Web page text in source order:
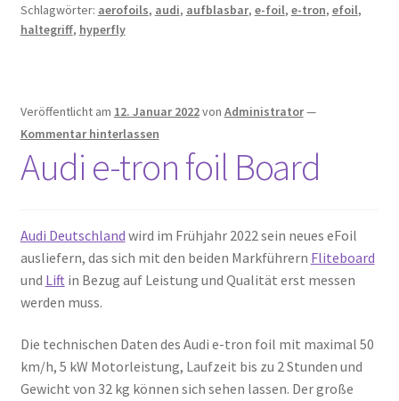
Schlagwörter: aerofoils, audi, aufblasbar, e-foil, e-tron, efoil,
haltegriff, hyperfly
Veröffentlicht am 12. Januar 2022von Administrator—
Kommentar hinterlassen
Audi e-tron foil Board
Audi Deutschland wird im Frühjahr 2022 sein neues eFoil
ausliefern, das sich mit den beiden Markführern Fliteboard
und Lift in Bezug auf Leistung und Qualität erst messen
werden muss.
Die technischen Daten des Audi e-tron foil mit maximal 50
km/h, 5 kW Motorleistung, Laufzeit bis zu 2 Stunden und
Gewicht von 32 kg können sich sehen lassen. Der große